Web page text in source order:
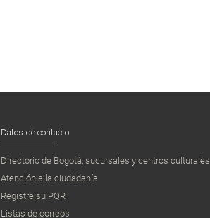
Datos de contacto
Directorio de Bogotá, sucursales y centros culturales
Atención a la ciudadanía
Registre su PQR
Listas de correos